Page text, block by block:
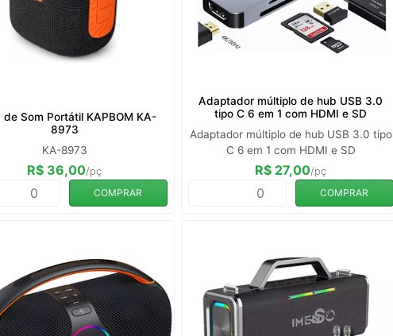
de Som Portátil KAPBOM KA-
8973
KA-8973
R$ 36,00/pç
COMPRAR
Adaptador múltiplo de hub USB 3.0
tipo C 6 em 1 com HDMI e SD
Adaptador múltiplo de hub USB 3.0 tipo
C 6 em 1 com HDMI e SD
R$ 27,00/pç
COMPRAR